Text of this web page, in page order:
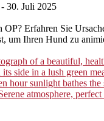
- 30. Juli 2025
OP? Erfahren Sie
um Ihren Hund zu